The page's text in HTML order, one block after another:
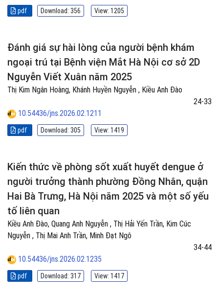
pdf Download: 356 View: 1205
Đánh giá sự hài lòng của người bệnh khám
ngoại trú tại Bệnh viện Mắt Hà Nội cơ sở 2D
Nguyễn Viết Xuân năm 2025
Thị Kim Ngân Hoàng, Khánh Huyền Nguyễn , Kiều Anh Đào
24-33
10.54436/jns.2026.02.1211
pdf Download: 305 View: 1419
Kiến thức về phòng sốt xuất huyết dengue ở
người trưởng thành phường Đồng Nhân, quận
Hai Bà Trưng, Hà Nội năm 2025 và một số yếu
tố liên quan
Kiều Anh Đào, Quang Anh Nguyễn , Thị Hải Yến Trần, Kim Cúc
Nguyễn , Thị Mai Anh Trần, Minh Đạt Ngô
34-44
10.54436/jns.2026.02.1235
pdf Download: 317 View: 1417